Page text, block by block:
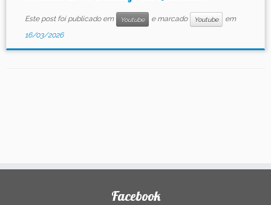
Este post foi publicado em Youtube e marcado Youtube
em
16/03/2026
Facebook